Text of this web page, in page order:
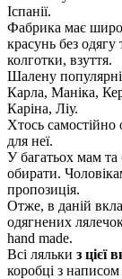
Іспанії.
Фабрика має
красунь без
колготки, взуття.
Шалену
Карла, Маніка,
Каріна, Ліу.
Хтось
для неї.
У багатьох мам та
обирати.
пропозиція.
Отже, в даній
одягнених
hand made.
Всі ляльки з цієї
коробці з